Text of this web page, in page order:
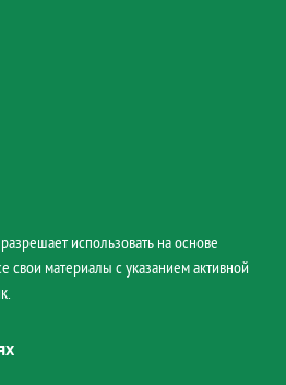
использовать на основе
свои материалы с указанием активной